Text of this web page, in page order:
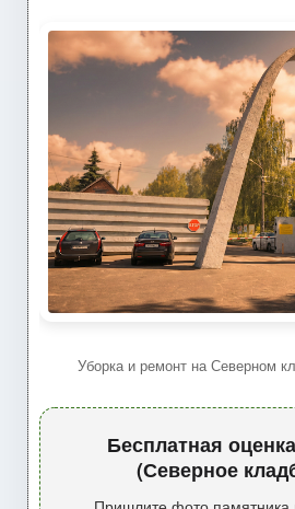
Уборка и ремонт на Северном
Бесплатная
(Северное